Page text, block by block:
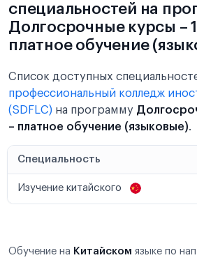
специальностей на
Долгосрочные курсы –
платное обучение
Список доступных
профессиональный колледж
(SDFLC) на программу
– платное обучение (языковые).
Специальность
Изучение китайского
Обучение на Китайском языке по